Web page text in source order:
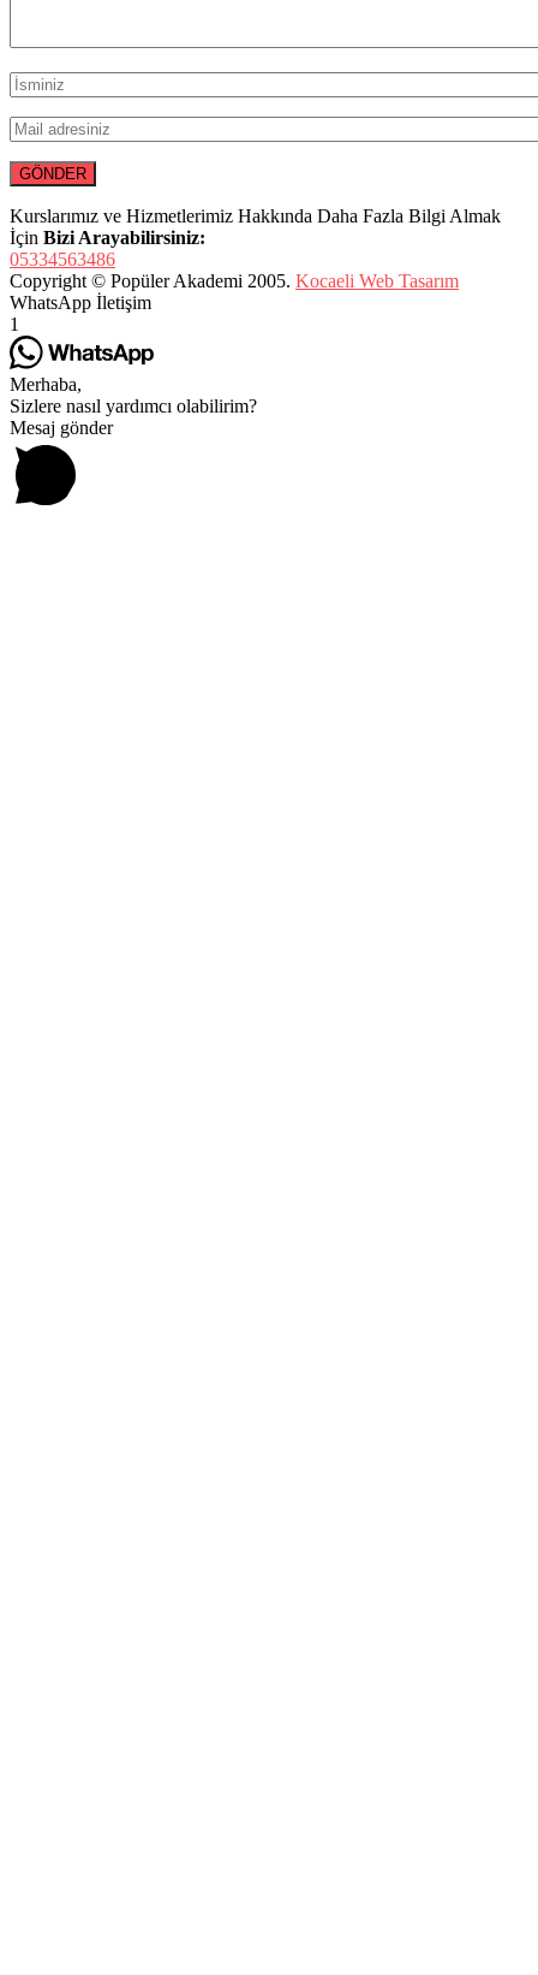
Kurslarımız ve Hizmetlerimiz Hakkında Daha Fazla Bilgi Almak
İçin Bizi Arayabilirsiniz:
05334563486
Copyright © Popüler Akademi 2005. Kocaeli Web Tasarım
WhatsApp İletişim
1
Merhaba,
Sizlere nasıl yardımcı olabilirim?
Mesaj gönder